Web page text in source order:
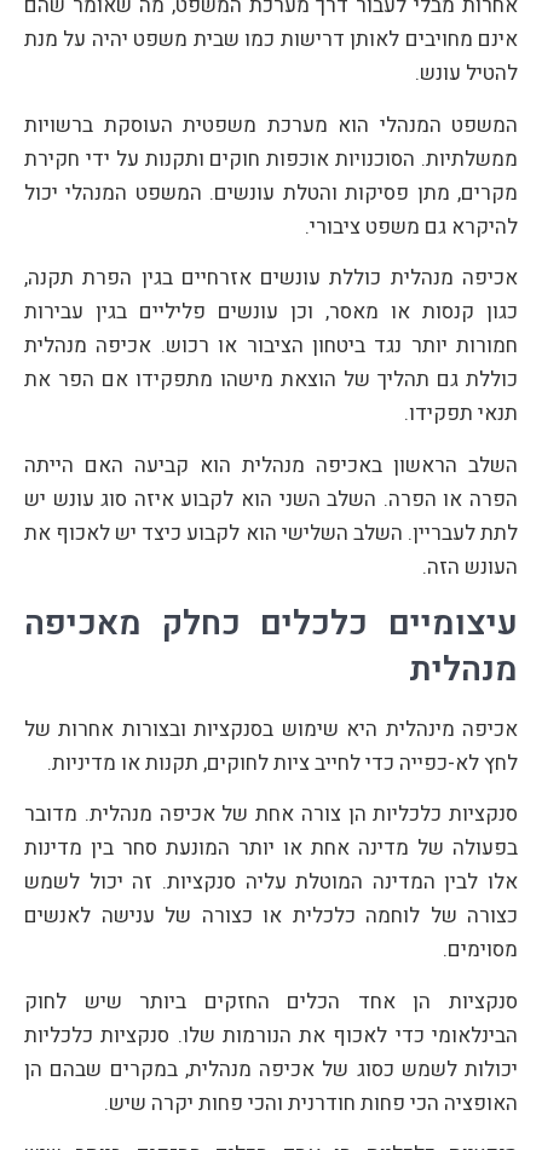
אינם מחויבים לאותן דרישות כמו שבית משפט יהיה על מנת
להטיל עונש.
המשפט המנהלי הוא מערכת משפטית העוסקת ברשויות
ממשלתיות. הסוכנויות אוכפות חוקים ותקנות על ידי חקירת
מקרים, מתן פסיקות והטלת עונשים. המשפט המנהלי יכול
להיקרא גם משפט ציבורי.
אכיפה מנהלית כוללת עונשים אזרחיים בגין הפרת תקנה,
כגון קנסות או מאסר, וכן עונשים פליליים בגין עבירות
חמורות יותר נגד ביטחון הציבור או רכוש. אכיפה מנהלית
כוללת גם תהליך של הוצאת מישהו מתפקידו אם הפר את
תנאי תפקידו.
השלב הראשון באכיפה מנהלית הוא קביעה האם הייתה
הפרה או הפרה. השלב השני הוא לקבוע איזה סוג עונש יש
לתת לעבריין. השלב השלישי הוא לקבוע כיצד יש לאכוף את
העונש הזה.
עיצומיים כלכלים כחלק מאכיפה
מנהלית
אכיפה מינהלית היא שימוש בסנקציות ובצורות אחרות של
לחץ לא-כפייה כדי לחייב ציות לחוקים, תקנות או מדיניות.
סנקציות כלכליות הן צורה אחת של אכיפה מנהלית. מדובר
בפעולה של מדינה אחת או יותר המונעת סחר בין מדינות
אלו לבין המדינה המוטלת עליה סנקציות. זה יכול לשמש
כצורה של לוחמה כלכלית או כצורה של ענישה לאנשים
מסוימים.
סנקציות הן אחד הכלים החזקים ביותר שיש לחוק
הבינלאומי כדי לאכוף את הנורמות שלו. סנקציות כלכליות
יכולות לשמש כסוג של אכיפה מנהלית, במקרים שבהם הן
האופציה הכי פחות חודרנית והכי פחות יקרה שיש.